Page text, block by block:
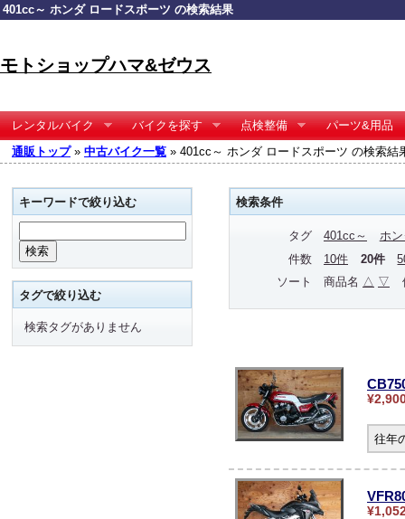
401cc～ ホンダ ロードスポーツ の検索結果
モトショップハマ&ゼウス
レンタルバイク バイクを探す 点検整備
パーツ&用品
通販トップ» 中古バイク一覧 » 401cc～ ホンダ ロードスポーツ の検索結
検索条件
タグ 401cc～
ホ
件数
10件 20件
ソート
商品名 △ ▽
往年
キーワードで絞り込む
タグで絞り込む
検索タグがありません